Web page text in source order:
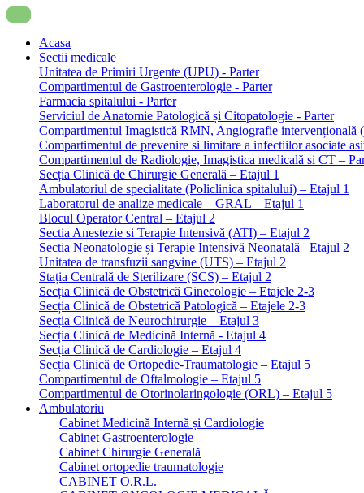
Acasa
Sectii medicale
Unitatea de Primiri Urgente (UPU) - Parter
Compartimentul de Gastroenterologie - Parter
Farmacia spitalului - Parter
Serviciul de Anatomie Patologică și Citopatologie - Parter
Compartimentul Imagistică RMN, Angiografie intervențională
Compartimentul de prevenire si limitare a infectiilor asociate
Compartimentul de Radiologie, Imagistica medicală si CT –
Secția Clinică de Chirurgie Generală – Etajul 1
Ambulatoriul de specialitate (Policlinica spitalului) – Etajul 1
Laboratorul de analize medicale – GRAL – Etajul 1
Blocul Operator Central – Etajul 2
Sectia Anestezie si Terapie Intensivă (ATI) – Etajul 2
Sectia Neonatologie și Terapie Intensivă Neonatală– Etajul 2
Unitatea de transfuzii sangvine (UTS) – Etajul 2
Stația Centrală de Sterilizare (SCS) – Etajul 2
Secția Clinică de Obstetrică Ginecologie – Etajele 2-3
Secția Clinică de Obstetrică Patologică – Etajele 2-3
Secția Clinică de Neurochirurgie – Etajul 3
Secția Clinică de Medicină Internă - Etajul 4
Secția Clinică de Cardiologie – Etajul 4
Secția Clinică de Ortopedie-Traumatologie – Etajul 5
Compartimentul de Oftalmologie – Etajul 5
Compartimentul de Otorinolaringologie (ORL) – Etajul 5
Ambulatoriu
Cabinet Medicină Internă și Cardiologie
Cabinet Gastroenterologie
Cabinet Chirurgie Generală
Cabinet ortopedie traumatologie
CABINET O.R.L.